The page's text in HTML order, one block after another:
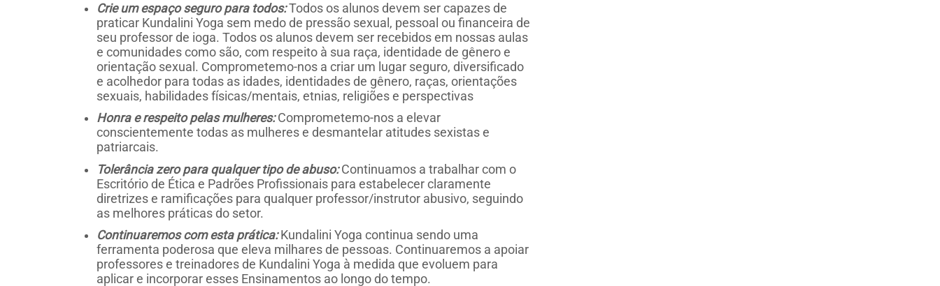
Crie um espaço seguro para todos:Todos os alunos devem ser capazes de
praticar Kundalini Yoga sem medo de pressão sexual, pessoal ou financeira de
seu professor de ioga. Todos os alunos devem ser recebidos em nossas aulas
e comunidades como são, com respeito à sua raça, identidade de gênero e
orientação sexual. Comprometemo-nos a criar um lugar seguro, diversificado
e acolhedor para todas as idades, identidades de gênero, raças, orientações
sexuais, habilidades físicas/mentais, etnias, religiões e perspectivas
Honra e respeito pelas mulheres:Comprometemo-nos a elevar
conscientemente todas as mulheres e desmantelar atitudes sexistas e
patriarcais.
Tolerância zero para qualquer tipo de abuso:Continuamos a trabalhar com o
Escritório de Ética e Padrões Profissionais para estabelecer claramente
diretrizes e ramificações para qualquer professor/instrutor abusivo, seguindo
as melhores práticas do setor.
Continuaremos com esta prática:Kundalini Yoga continua sendo uma
ferramenta poderosa que eleva milhares de pessoas. Continuaremos a apoiar
professores e treinadores de Kundalini Yoga à medida que evoluem para
aplicar e incorporar esses Ensinamentos ao longo do tempo.